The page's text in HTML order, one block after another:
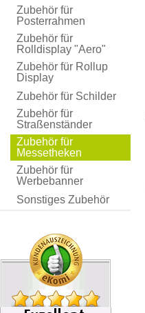
Zubehör für
Posterrahmen
Zubehör für
Rolldisplay "Aero"
Zubehör für Rollup
Display
Zubehör für Schilder
Zubehör für
Straßenständer
Zubehör für
Messetheken
Zubehör für
Werbebanner
Sonstiges Zubehör